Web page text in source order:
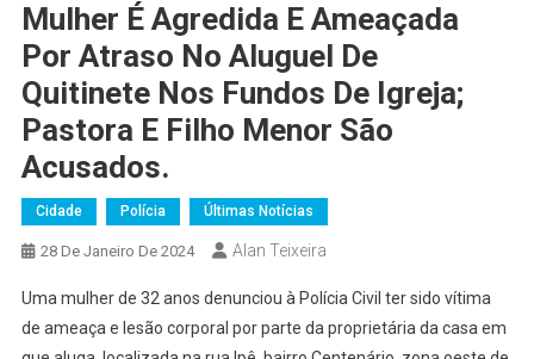
Mulher É Agredida E Ameaçada
Por Atraso No Aluguel De
Quitinete Nos Fundos De Igreja;
Pastora E Filho Menor São
Acusados.
Cidade Polícia Últimas Notícias
28 De Janeiro De 2024 Alan Teixeira
Uma mulher de 32 anos denunciou à Polícia Civil ter sido vítima
de ameaça e lesão corporal por parte da proprietária da casa em